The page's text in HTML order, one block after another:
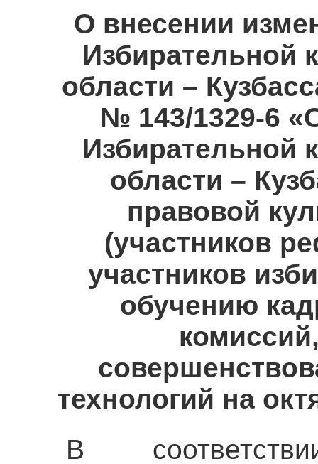
О внесении
Избирательной
области –
№ 143/1329-6
Избирательной
области –
правовой
(участников
участников
обучению
технологий на
В